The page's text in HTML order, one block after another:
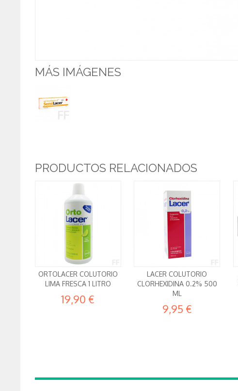
MÁS IMÁGENES
PRODUCTOS RELACIONADOS
ORTOLACER COLUTORIO
LIMA FRESCA 1 LITRO
19,90 €
LACER COLUTORIO
CLORHEXIDINA 0.2% 500
ML
9,95 €